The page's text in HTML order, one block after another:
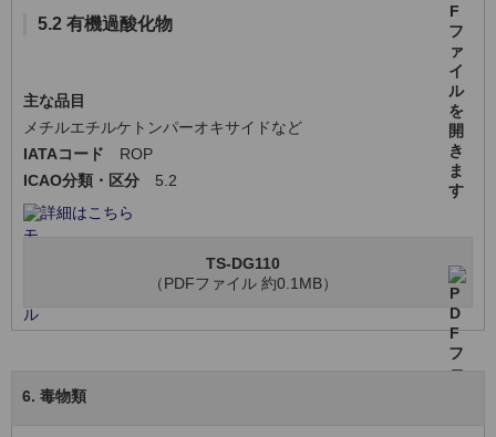
5.2 有機過酸化物
主な品目
メチルエチルケトンパーオキサイドなど
IATAコード
ROP
ICAO分類・区分
5.2
詳細はこちら
TS-DG110
（PDFファイル 約0.1MB）
6. 毒物類